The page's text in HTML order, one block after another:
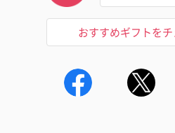
おすすめギフトを